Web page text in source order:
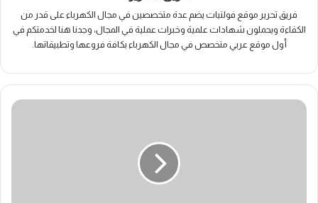
فريق تحرير موقع فولتيات يضم عدة متخصصين في مجال الكهرباء على قدر من
الكفاءة ويحملون شهادات علمية وخبرات عملية في المجال، وجدنا هنا لخدمتكم في
أول موقع عربي متخصص في مجال الكهرباء بكافة فروعها وتطبيقاتها.
الفرق